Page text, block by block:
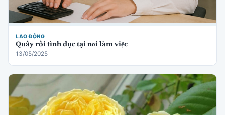
LAO ĐỘNG
Quấy rối tình dục tại nơi làm việc
13/05/2025